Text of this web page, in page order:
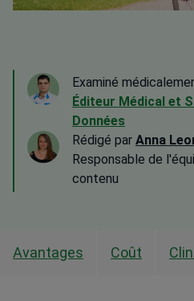
Examiné
Éditeur Médical et
Données
Rédigé par Anna
Responsable de
contenu
Avantages Coût